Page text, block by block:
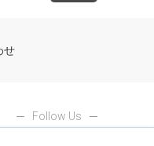
せ
Follow Us